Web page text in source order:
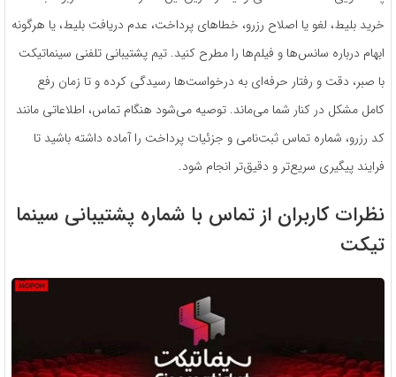
خرید بلیط، لغو یا اصلاح رزرو، خطاهای پرداخت، عدم دریافت بلیط، یا هرگونه
ابهام درباره سانس‌ها و فیلم‌ها را مطرح کنید. تیم پشتیبانی تلفنی سینماتیکت
با صبر، دقت و رفتار حرفه‌ای به درخواست‌ها رسیدگی کرده و تا زمان رفع
کامل مشکل در کنار شما می‌ماند. توصیه می‌شود هنگام تماس، اطلاعاتی مانند
کد رزرو، شماره تماس ثبت‌نامی و جزئیات پرداخت را آماده داشته باشید تا
فرایند پیگیری سریع‌تر و دقیق‌تر انجام شود.
نظرات کاربران از تماس با شماره پشتیبانی سینما
تیکت